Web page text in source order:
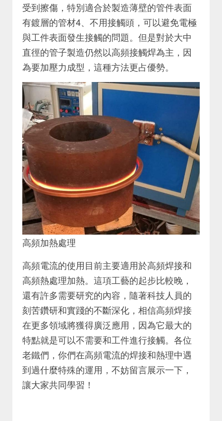
受到擦傷，特別適合於製造薄壁的管件表面
有鍍層的管材4、不用接觸頭，可以避免電極
與工件表面發生接觸的問題。但是對於大中
直徑的管子製造仍然以高頻接觸焊為主，因
為要加壓力成型，這種方法更占優勢。
高頻加熱處理
高頻電流的使用目前主要適用於高頻焊接和
高頻熱處理加熱。這項工藝的起步比較晚，
還有許多需要研究的內容，隨著科技人員的
刻苦鑽研和實踐的不斷深化，相信高頻焊接
在更多領域將獲得廣泛應用，因為它最大的
特點就是可以不需要和工件進行接觸。各位
老鐵們，你們在高頻電流的焊接和熱理中遇
到過什麼特殊的運用，不妨留言展示一下，
讓大家共同學習！